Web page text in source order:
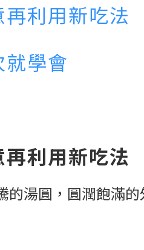
利用新吃法
學會
利用新吃法
湯圓，圓潤飽滿